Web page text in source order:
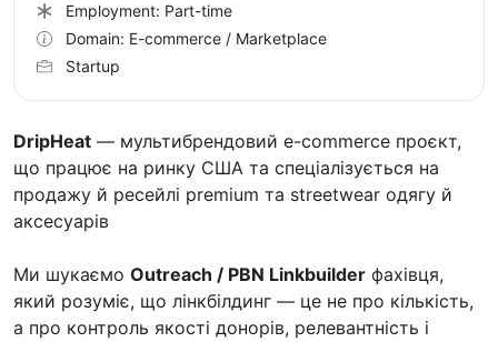
DripHeat — мультибрендовий e-commerce проєкт,
що працює на ринку США та спеціалізується на
продажу й ресейлі premium та streetwear одягу й
аксесуарів
Ми шукаємо Outreach / PBN Linkbuilder фахівця,
який розуміє, що лінкбілдинг — це не про кількість,
а про контроль якості донорів, релевантність і
Employment: Part-time
Domain: E-commerce / Marketplace
Startup